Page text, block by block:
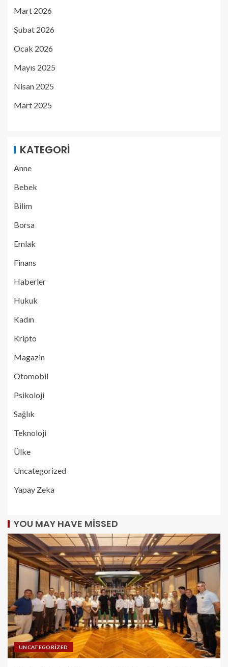
Mart 2026
Şubat 2026
Ocak 2026
Mayıs 2025
Nisan 2025
Mart 2025
KATEGORI
Anne
Bebek
Bilim
Borsa
Emlak
Finans
Haberler
Hukuk
Kadın
Kripto
Magazin
Otomobil
Psikoloji
Sağlık
Teknoloji
Ülke
Uncategorized
Yapay Zeka
YOU MAY HAVE MISSED
UNCATEGORIZED